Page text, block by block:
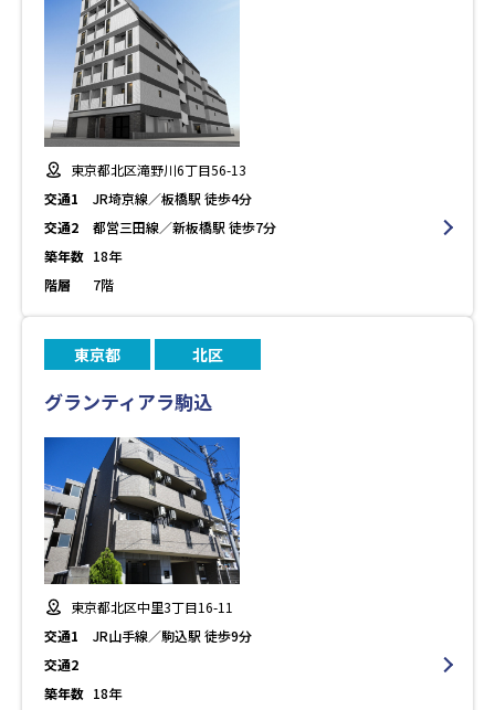
東京都北区滝野川6丁目56-13
交通1
JR埼京線／板橋駅 徒歩4分
交通2
都営三田線／新板橋駅 徒歩7分
築年数 18年
階層
7階
東京都 北区
グランティアラ駒込
東京都北区中里3丁目16-11
交通1
JR山手線／駒込駅 徒歩9分
交通2
築年数 18年